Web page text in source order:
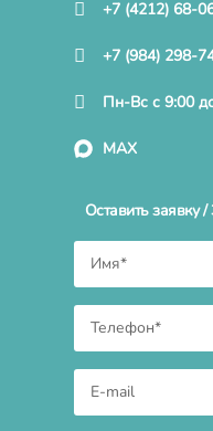
+7 (4212) 68-
+7 (984) 298-
Пн-Вс с 9:00
MAX
Оставить заявку